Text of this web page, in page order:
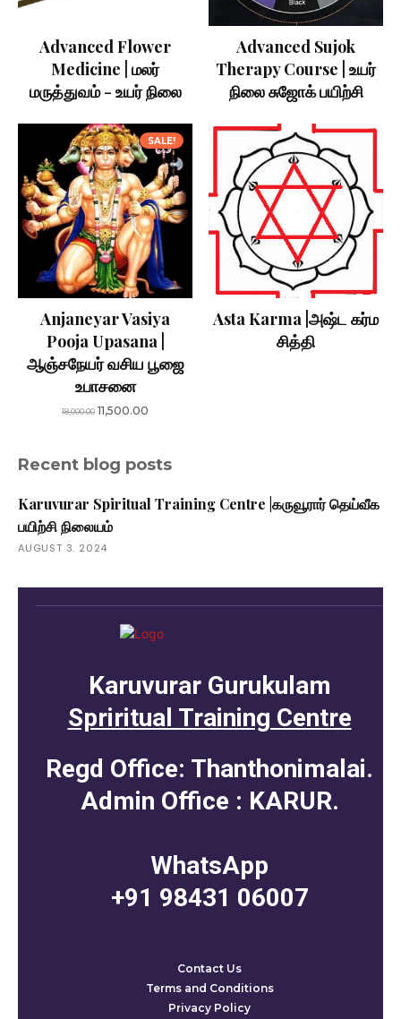
Advanced Flower
Medicine | மலர்
மருத்துவம் - உயர் நிலை
Advanced Sujok
Therapy Course | உயர்
நிலை சுஜோக் பயிற்சி
SALE!
Anjaneyar Vasiya
Pooja Upasana |
ஆஞ்சநேயர் வசிய பூஜை
உபாசனை
18,000.00 Original
₹18,000.00.
11,500.00
₹11,500.00.
Asta Karma |அஷ்ட கர்ம
சித்தி
Recent blog posts
Karuvurar Spiritual Training Centre |கருவூரார் தெய்வீக
பயிற்சி நிலையம்
AUGUST 3, 2024
Karuvurar Gurukulam
Spriritual Training Centre
Regd Office: Thanthonimalai.
Admin Office : KARUR.
WhatsApp
+91 98431 06007
Contact Us
Terms and Conditions
Privacy Policy